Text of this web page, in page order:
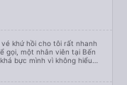
khứ hồi cho tôi rất nhanh
gọi, một nhân viên tại Bến
bực mình vì không hiểu
được biết là tôi đã đặt